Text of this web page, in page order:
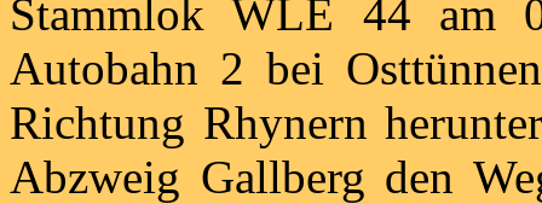
Stammlok WLE 44 am
Autobahn 2 bei
Richtung Rhynern
Abzweig Gallberg den